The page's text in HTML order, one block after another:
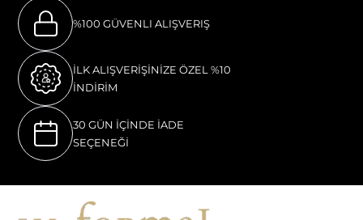
%100 GÜVENLI ALIŞVERIŞ
İLK ALIŞVERİŞİNİZE ÖZEL %10
İNDİRİM
30 GÜN İÇİNDE İADE
SEÇENEĞİ